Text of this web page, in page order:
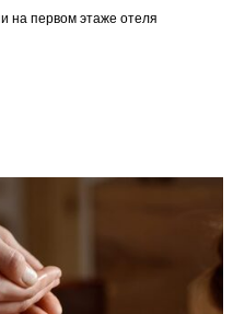
на первом этаже отеля